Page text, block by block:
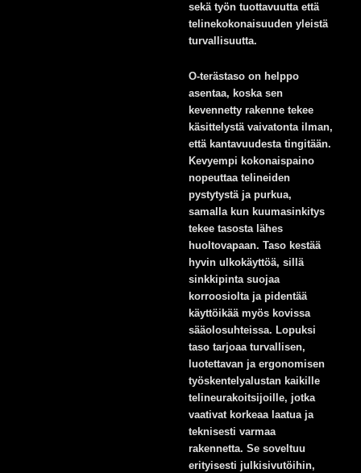
sekä työn tuottavuutta että
telinekokonaisuuden yleistä
turvallisuutta.
O-terästaso on helppo
asentaa, koska sen
kevennetty rakenne tekee
käsittelystä vaivatonta ilman,
että kantavuudesta tingitään.
Kevyempi kokonaispaino
nopeuttaa telineiden
pystytystä ja purkua,
samalla kun kuumasinkitys
tekee tasosta lähes
huoltovapaan. Taso kestää
hyvin ulkokäyttöä, sillä
sinkkipinta suojaa
korroosiolta ja pidentää
käyttöikää myös kovissa
sääolosuhteissa. Lopuksi
taso tarjoaa turvallisen,
luotettavan ja ergonomisen
työskentelyalustan kaikille
telineurakoitsijoille, jotka
vaativat korkeaa laatua ja
teknisesti varmaa
rakennetta. Se soveltuu
erityisesti julkisivutöihin,